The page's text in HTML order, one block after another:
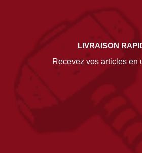
LIVRAISON
Recevez vos articles en